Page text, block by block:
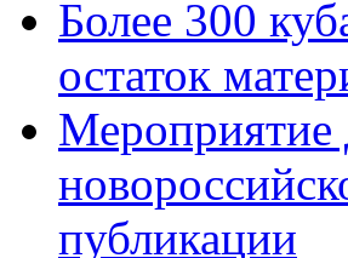
Более 300
остаток
Мероприятие
публикации